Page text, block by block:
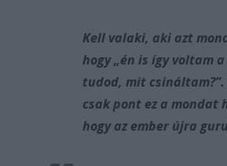
Kell valaki, aki azt
hogy „én is így voltam
tudod, mit csináltam?”.
csak pont ez a mondat
hogy az ember újra